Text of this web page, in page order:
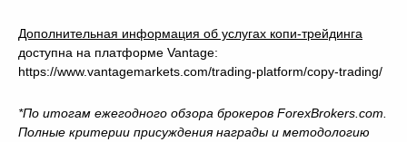
Дополнительная информация об услугах копи-трейдинга
доступна на платформе Vantage:
https://www.vantagemarkets.com/trading-platform/copy-trading/
*По итогам ежегодного обзора брокеров ForexBrokers.com.
Полные критерии присуждения награды и методологию